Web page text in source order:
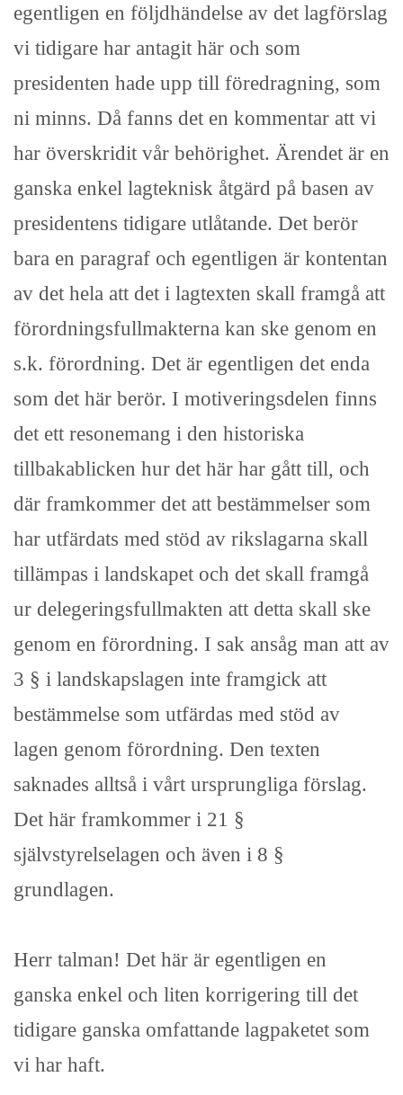
egentligen en följdhändelse av det lagförslag
vi tidigare har antagit här och som
presidenten hade upp till föredragning, som
ni minns. Då fanns det en kommentar att vi
har överskridit vår behörighet. Ärendet är en
ganska enkel lagteknisk åtgärd på basen av
presidentens tidigare utlåtande. Det berör
bara en paragraf och egentligen är kontentan
av det hela att det i lagtexten skall framgå att
förordningsfullmakterna kan ske genom en
s.k. förordning. Det är egentligen det enda
som det här berör. I motiveringsdelen finns
det ett resonemang i den historiska
tillbakablicken hur det här har gått till, och
där framkommer det att bestämmelser som
har utfärdats med stöd av rikslagarna skall
tillämpas i landskapet och det skall framgå
ur delegeringsfullmakten att detta skall ske
genom en förordning. I sak ansåg man att av
3 § i landskapslagen inte framgick att
bestämmelse som utfärdas med stöd av
lagen genom förordning. Den texten
saknades alltså i vårt ursprungliga förslag.
Det här framkommer i 21 §
självstyrelselagen och även i 8 §
grundlagen.
Herr talman! Det här är egentligen en
ganska enkel och liten korrigering till det
tidigare ganska omfattande lagpaketet som
vi har haft.